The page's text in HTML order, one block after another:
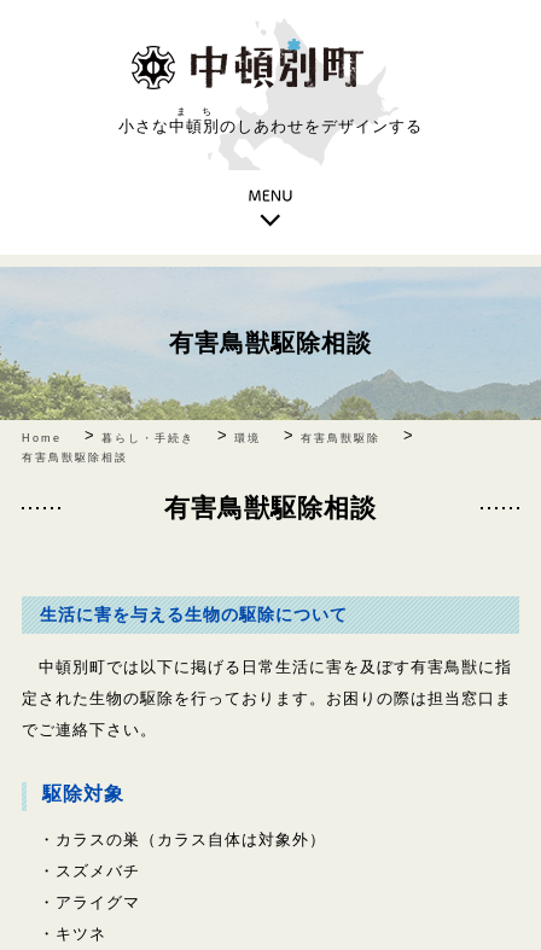
小さな中頓別
まち
のしあわせをデザインする
有害鳥獣駆除相談
Home > 暮らし・手続き > 環境 > 有害鳥獣駆除 >
有害鳥獣駆除相談
有害鳥獣駆除相談
生活に害を与える生物の駆除について
中頓別町では以下に掲げる日常生活に害を及ぼす有害鳥獣に指
定された生物の駆除を行っております。お困りの際は担当窓口ま
でご連絡下さい。
駆除対象
・カラスの巣（カラス自体は対象外）
・スズメバチ
・アライグマ
・キツネ